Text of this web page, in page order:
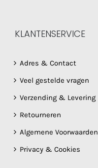
KLANTENSERVICE
Adres & Contact
Veel gestelde vragen
Verzending & Levering
Retourneren
Algemene Voorwaarden
Privacy & Cookies